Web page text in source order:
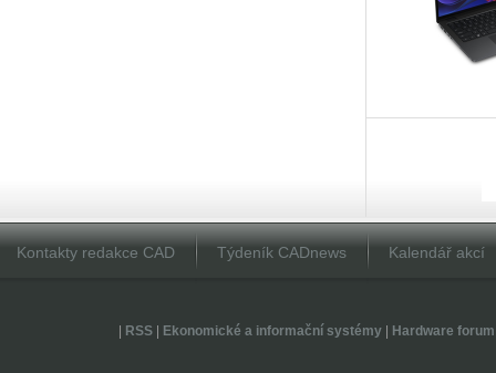
Kontakty redakce CAD Týdeník CADnews Kalendář akcí
RSS| Ekonomické a informační systémy| Hardware forum